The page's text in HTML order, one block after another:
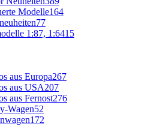
Modelle164
77
1:87, 1:6415
aus Europa267
aus USA207
aus Fernost276
Wagen52
172